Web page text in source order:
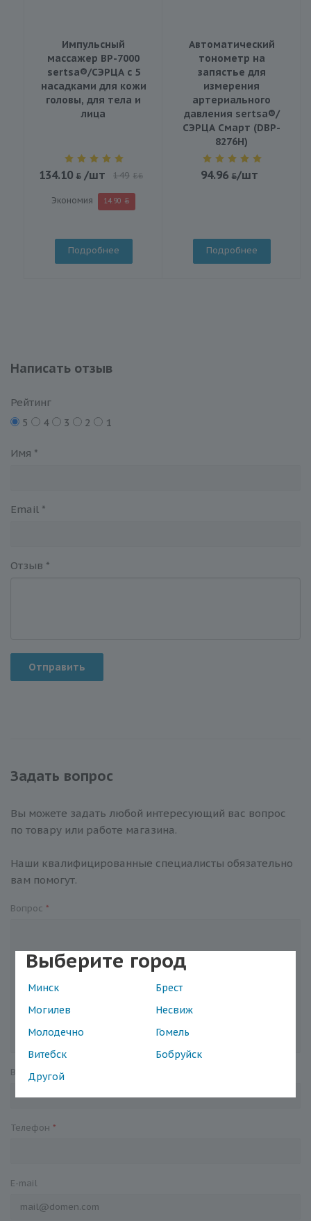
Выберите город
Минск
Брест
Могилев
Несвиж
Молодечно
Гомель
Витебск
Бобруйск
Другой
Импульсный
массажер BP-7000
sertsa®/СЭРЦА с 5
насадками для кожи
головы, для тела и
лица
134.10 /шт 149 BYN
Экономия 14.90
Подробнее
Автоматический
тонометр на
запястье для
измерения
артериального
давления sertsa®/
СЭРЦА Смарт (DBP-
8276H)
94.96 /шт
Подробнее
Написать отзыв
Рейтинг
5
4 3 2 1
Имя *
Email *
Отзыв *
Отправить
Задать вопрос
Вы можете задать любой интересующий вас вопрос
по товару или работе магазина.
Наши квалифицированные специалисты обязательно
вам помогут.
Вопрос *
Ваше имя *
Телефон *
E-mail